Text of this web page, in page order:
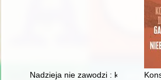
Nadzieja nie zawodzi : księga